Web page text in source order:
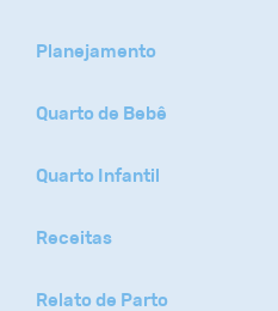
Planejamento
Quarto de Bebê
Quarto Infantil
Receitas
Relato de Parto